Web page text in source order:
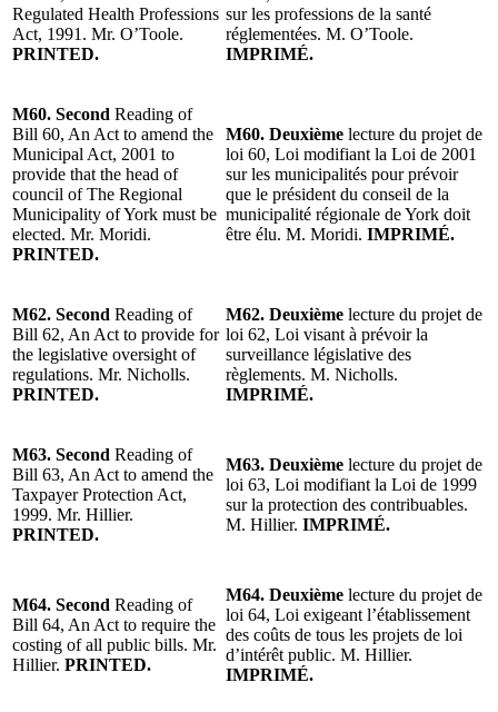
Regulated Health Professions
Act, 1991. Mr. O’Toole.
PRINTED.
sur les professions de la santé
réglementées. M. O’Toole.
IMPRIMÉ.
M60. Second Reading of
Bill 60, An Act to amend the
Municipal Act, 2001 to
provide that the head of
council of The Regional
Municipality of York must be
elected. Mr. Moridi.
PRINTED.
M60. Deuxième lecture du projet de
loi 60, Loi modifiant la Loi de 2001
sur les municipalités pour prévoir
que le président du conseil de la
municipalité régionale de York doit
être élu. M. Moridi. IMPRIMÉ.
M62. Second Reading of
Bill 62, An Act to provide for
the legislative oversight of
regulations. Mr. Nicholls.
PRINTED.
M62. Deuxième lecture du projet de
loi 62, Loi visant à prévoir la
surveillance législative des
règlements. M. Nicholls.
IMPRIMÉ.
M63. Second Reading of
Bill 63, An Act to amend the
Taxpayer Protection Act,
1999. Mr. Hillier.
PRINTED.
M63. Deuxième lecture du projet de
loi 63, Loi modifiant la Loi de 1999
sur la protection des contribuables.
M. Hillier. IMPRIMÉ.
M64. Second Reading of
Bill 64, An Act to require the
costing of all public bills. Mr.
Hillier. PRINTED.
M64. Deuxième lecture du projet de
loi 64, Loi exigeant l’établissement
des coûts de tous les projets de loi
d’intérêt public. M. Hillier.
IMPRIMÉ.